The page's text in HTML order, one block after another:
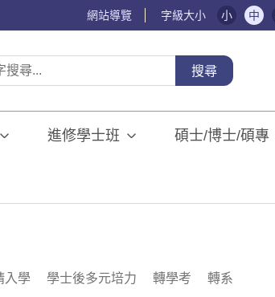
網站導覽 字級大小 小 中
搜尋
進修學士班 碩士/博士/碩專
入學 學士後多元培力 轉學考 轉系